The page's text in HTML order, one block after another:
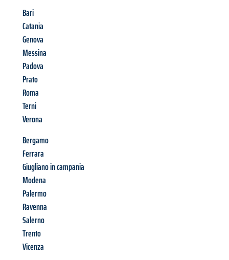
Bari
Catania
Genova
Messina
Padova
Prato
Roma
Terni
Verona
Bergamo
Ferrara
Giugliano in campania
Modena
Palermo
Ravenna
Salerno
Trento
Vicenza